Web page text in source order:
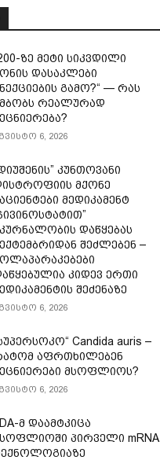
ზე მეტი სიკვდილი
დასაკლები
გამო?“ — რას
რეალურად
6, 2026
კუნთოვანი
მქონე
მედიკამენტ
დაწყებას
შეძლებენ –
კიდევ ერთი
შეძენაზე
6, 2026
Candida auris –
აფრთხილებენ
მსოფლიოს?
6, 2026
მ დაამტკიცა
პირველი mRNA